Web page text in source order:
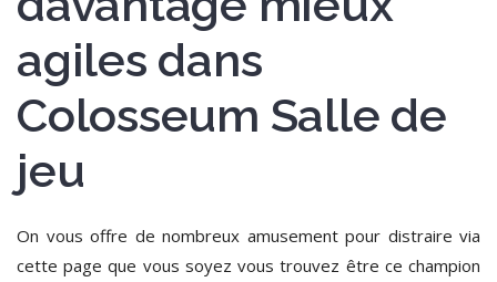
agiles dans
Colosseum Salle de
jeu
On vous offre de nombreux amusement pour distraire via
cette page que vous soyez vous trouvez être ce champion